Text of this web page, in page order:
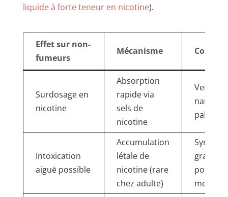
liquide à forte teneur en nicotine).
Effet sur non-
fumeurs
Mécanisme
Surdosage en
nicotine
Absorption
rapide via
sels de
nicotine
Vertiges,
nausées,
Intoxication
aiguë possible
Accumulation
létale de
nicotine (rare
chez adulte)
graves,
mortels